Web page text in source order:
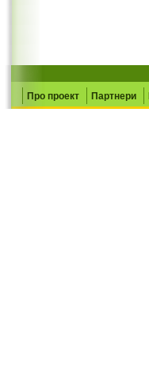
Про проект Партнери